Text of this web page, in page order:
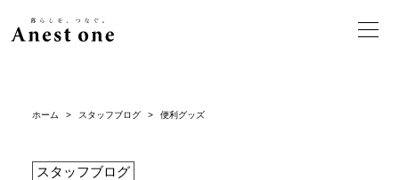
ホーム > スタッフブログ > 便利グッズ
スタッフブログ